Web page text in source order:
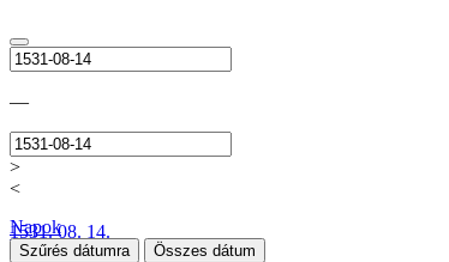
—
>
<
1531. 08. 14.
Napok
Szűrés dátumra Összes dátum